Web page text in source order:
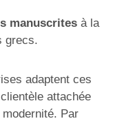
manuscrites à la
grecs.
adaptent ces
attachée
modernité. Par